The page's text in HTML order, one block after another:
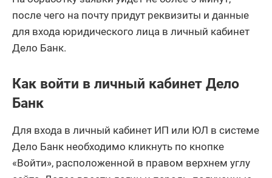
после чего на почту придут реквизиты и данные
для входа юридического лица в личный кабинет
Дело Банк.
Как войти в личный кабинет Дело
Банк
Для входа в личный кабинет ИП или ЮЛ в системе
Дело Банк необходимо кликнуть по кнопке
«Войти», расположенной в правом верхнем углу